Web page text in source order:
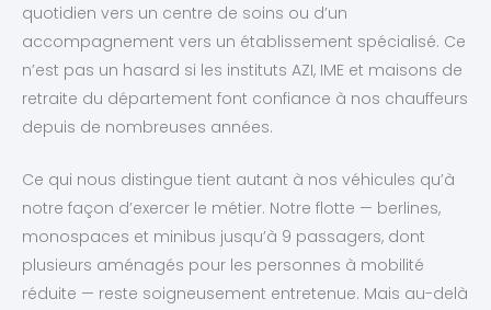
quotidien vers un centre de soins ou d’un
accompagnement vers un établissement spécialisé. Ce
n’est pas un hasard si les instituts AZI, IME et maisons de
retraite du département font confiance à nos chauffeurs
depuis de nombreuses années.
Ce qui nous distingue tient autant à nos véhicules qu’à
notre façon d’exercer le métier. Notre flotte — berlines,
monospaces et minibus jusqu’à 9 passagers, dont
plusieurs aménagés pour les personnes à mobilité
réduite — reste soigneusement entretenue. Mais au-delà